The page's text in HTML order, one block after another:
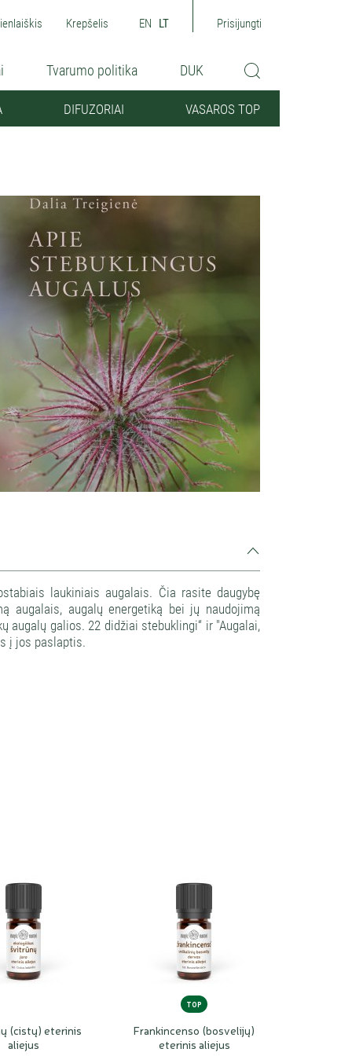
Krepšelis EN LT Prisijungti
Tvarumo politika DUK
DIFUZORIAI VASAROS TOP
laukiniais augalais. Čia rasite daugybę
augalais, augalų energetiką bei jų naudojimą
augalų galios. 22 didžiai stebuklingi“ ir "Augalai,
į jos paslaptis.
(cistų) eterinis
aliejus
TOP
Frankincenso (bosvelijų)
eterinis aliejus